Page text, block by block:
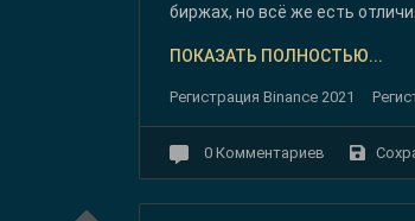
биржах, но всё же есть
ПОКАЗАТЬ ПОЛНОСТЬЮ...
Регистрация Binance 2021
0 Комментариев